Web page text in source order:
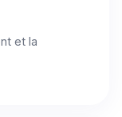
et la